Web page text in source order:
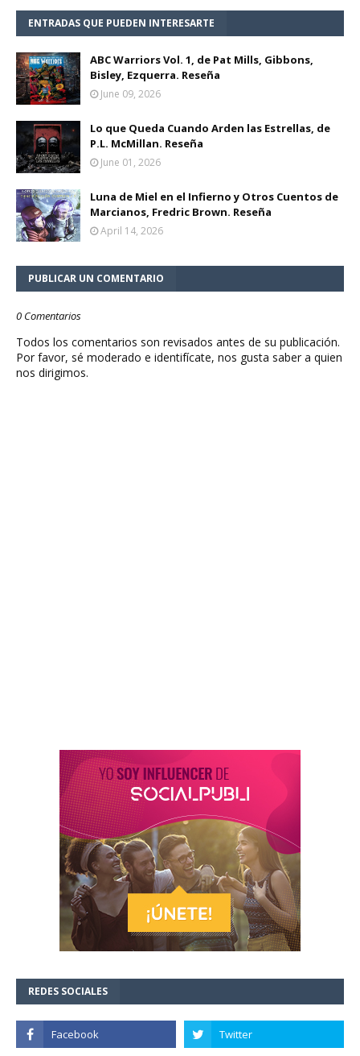
ENTRADAS QUE PUEDEN INTERESARTE
ABC Warriors Vol. 1, de Pat Mills, Gibbons,
Bisley, Ezquerra. Reseña
June 09, 2026
Lo que Queda Cuando Arden las Estrellas, de
P.L. McMillan. Reseña
June 01, 2026
Luna de Miel en el Infierno y Otros Cuentos de
Marcianos, Fredric Brown. Reseña
April 14, 2026
PUBLICAR UN COMENTARIO
0 Comentarios
Todos los comentarios son revisados antes de su publicación.
Por favor, sé moderado e identifícate, nos gusta saber a quien
nos dirigimos.
REDES SOCIALES